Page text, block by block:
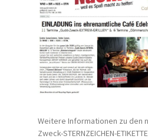
Weitere Informationen zu den
Zweck-STERNZEICHEN-